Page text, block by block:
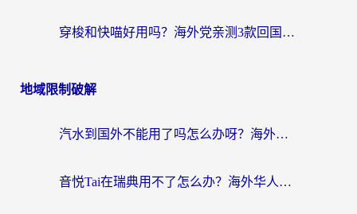
穿梭和快喵好用吗？海外党亲测3款回国加速器，附日本回国VPN避坑指南
地域限制破解
汽水到国外不能用了吗怎么办呀？海外党追剧看片的救星在这里！
音悦Tai在瑞典用不了怎么办？海外华人追剧听歌的实用指南